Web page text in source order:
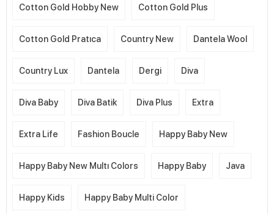
Cotton Gold Hobby New Cotton Gold Plus
Cotton Gold Pratıca Country New Dantela Wool
Country Lux Dantela Dergi Diva
Diva Baby Diva Batik Diva Plus Extra
Extra Life Fashion Boucle Happy Baby New
Happy Baby New Multı Colors Happy Baby Java
Happy Kids Happy Baby Multi Color